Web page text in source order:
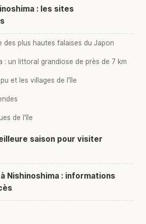
: les sites
des plus hautes falaises du Japon
: un littoral grandiose de près de 7 km
et les villages de l'île
de l'île
saison pour visiter
Nishinoshima : informations